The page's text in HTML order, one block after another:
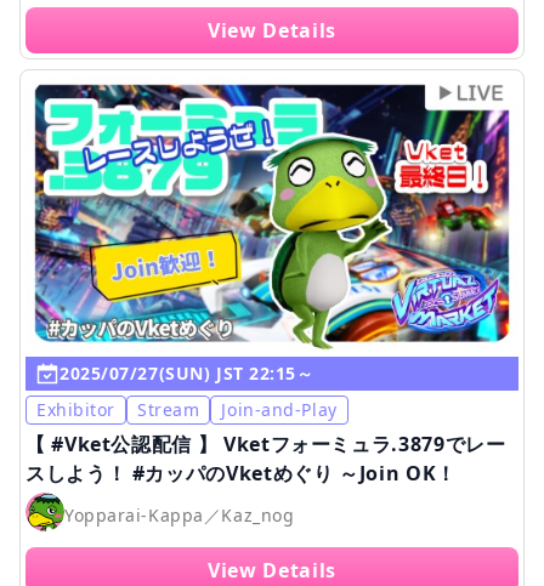
View Details
2025/07/27(SUN) JST 22:15～
Exhibitor
Stream Join-and-Play
【 #Vket公認配信 】 Vketフォーミュラ.3879でレー
スしよう！ #カッパのVketめぐり ～Join OK！
Yopparai-Kappa／Kaz_nog
View Details